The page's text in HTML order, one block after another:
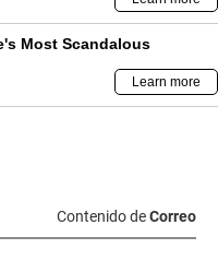
Contenido deCorreo